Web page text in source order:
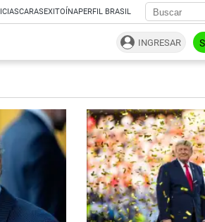
CARASEXITOÍNAPERFIL BRASIL
INGRESAR